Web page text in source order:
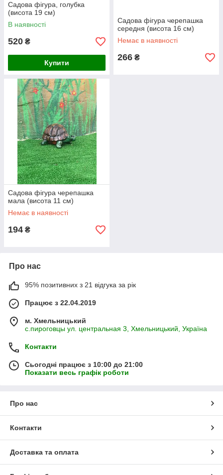
Садова фігура, голубка
(висота 19 см)
В наявності
520 ₴
Купити
Садова фігура черепашка
середня (висота 16 см)
Немає в наявності
266 ₴
Садова фігура черепашка
мала (висота 11 см)
Немає в наявності
194 ₴
Про нас
95% позитивних з 21 відгука за рік
Працює з 22.04.2019
м. Хмельницький
с.пироговцы ул. центральная 3, Хмельницький, Україна
Контакти
Сьогодні працює з 10:00 до 21:00
Показати весь графік роботи
Про нас
Контакти
Доставка та оплата